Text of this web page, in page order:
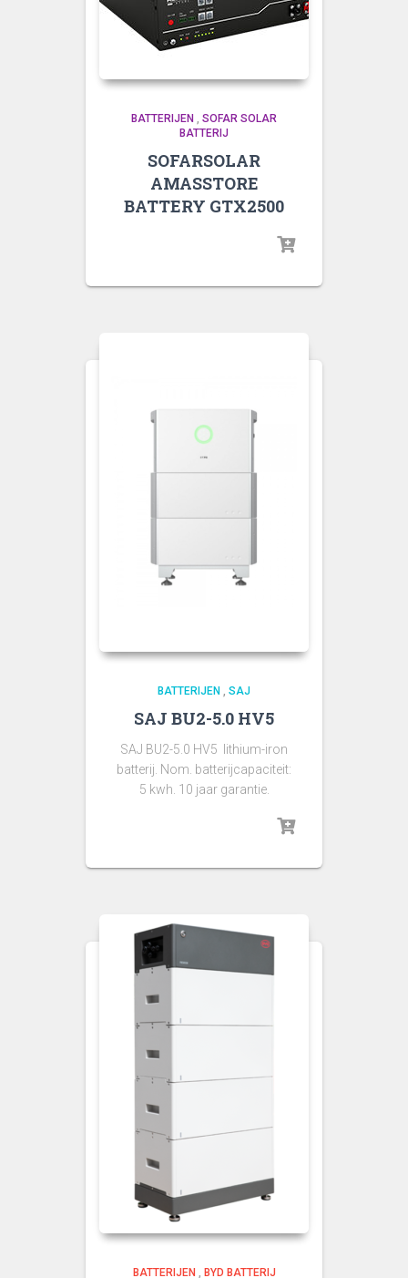
BATTERIJEN , SOFAR SOLAR
BATTERIJ
SOFARSOLAR
AMASSTORE
BATTERY GTX2500
BATTERIJEN , SAJ
SAJ BU2-5.0 HV5
SAJ BU2-5.0 HV5 lithium-iron
batterij. Nom. batterijcapaciteit:
5 kwh. 10 jaar garantie.
BATTERIJEN , BYD BATTERIJ